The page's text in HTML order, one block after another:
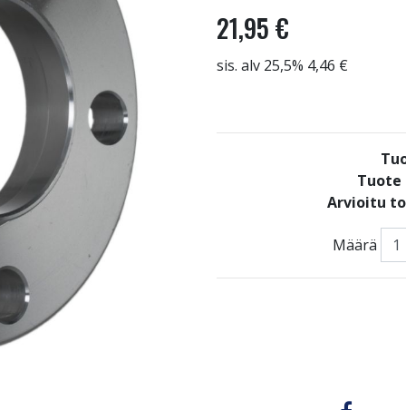
21,95 €
sis. alv 25,5% 4,46 €
Arvioitu
Määrä